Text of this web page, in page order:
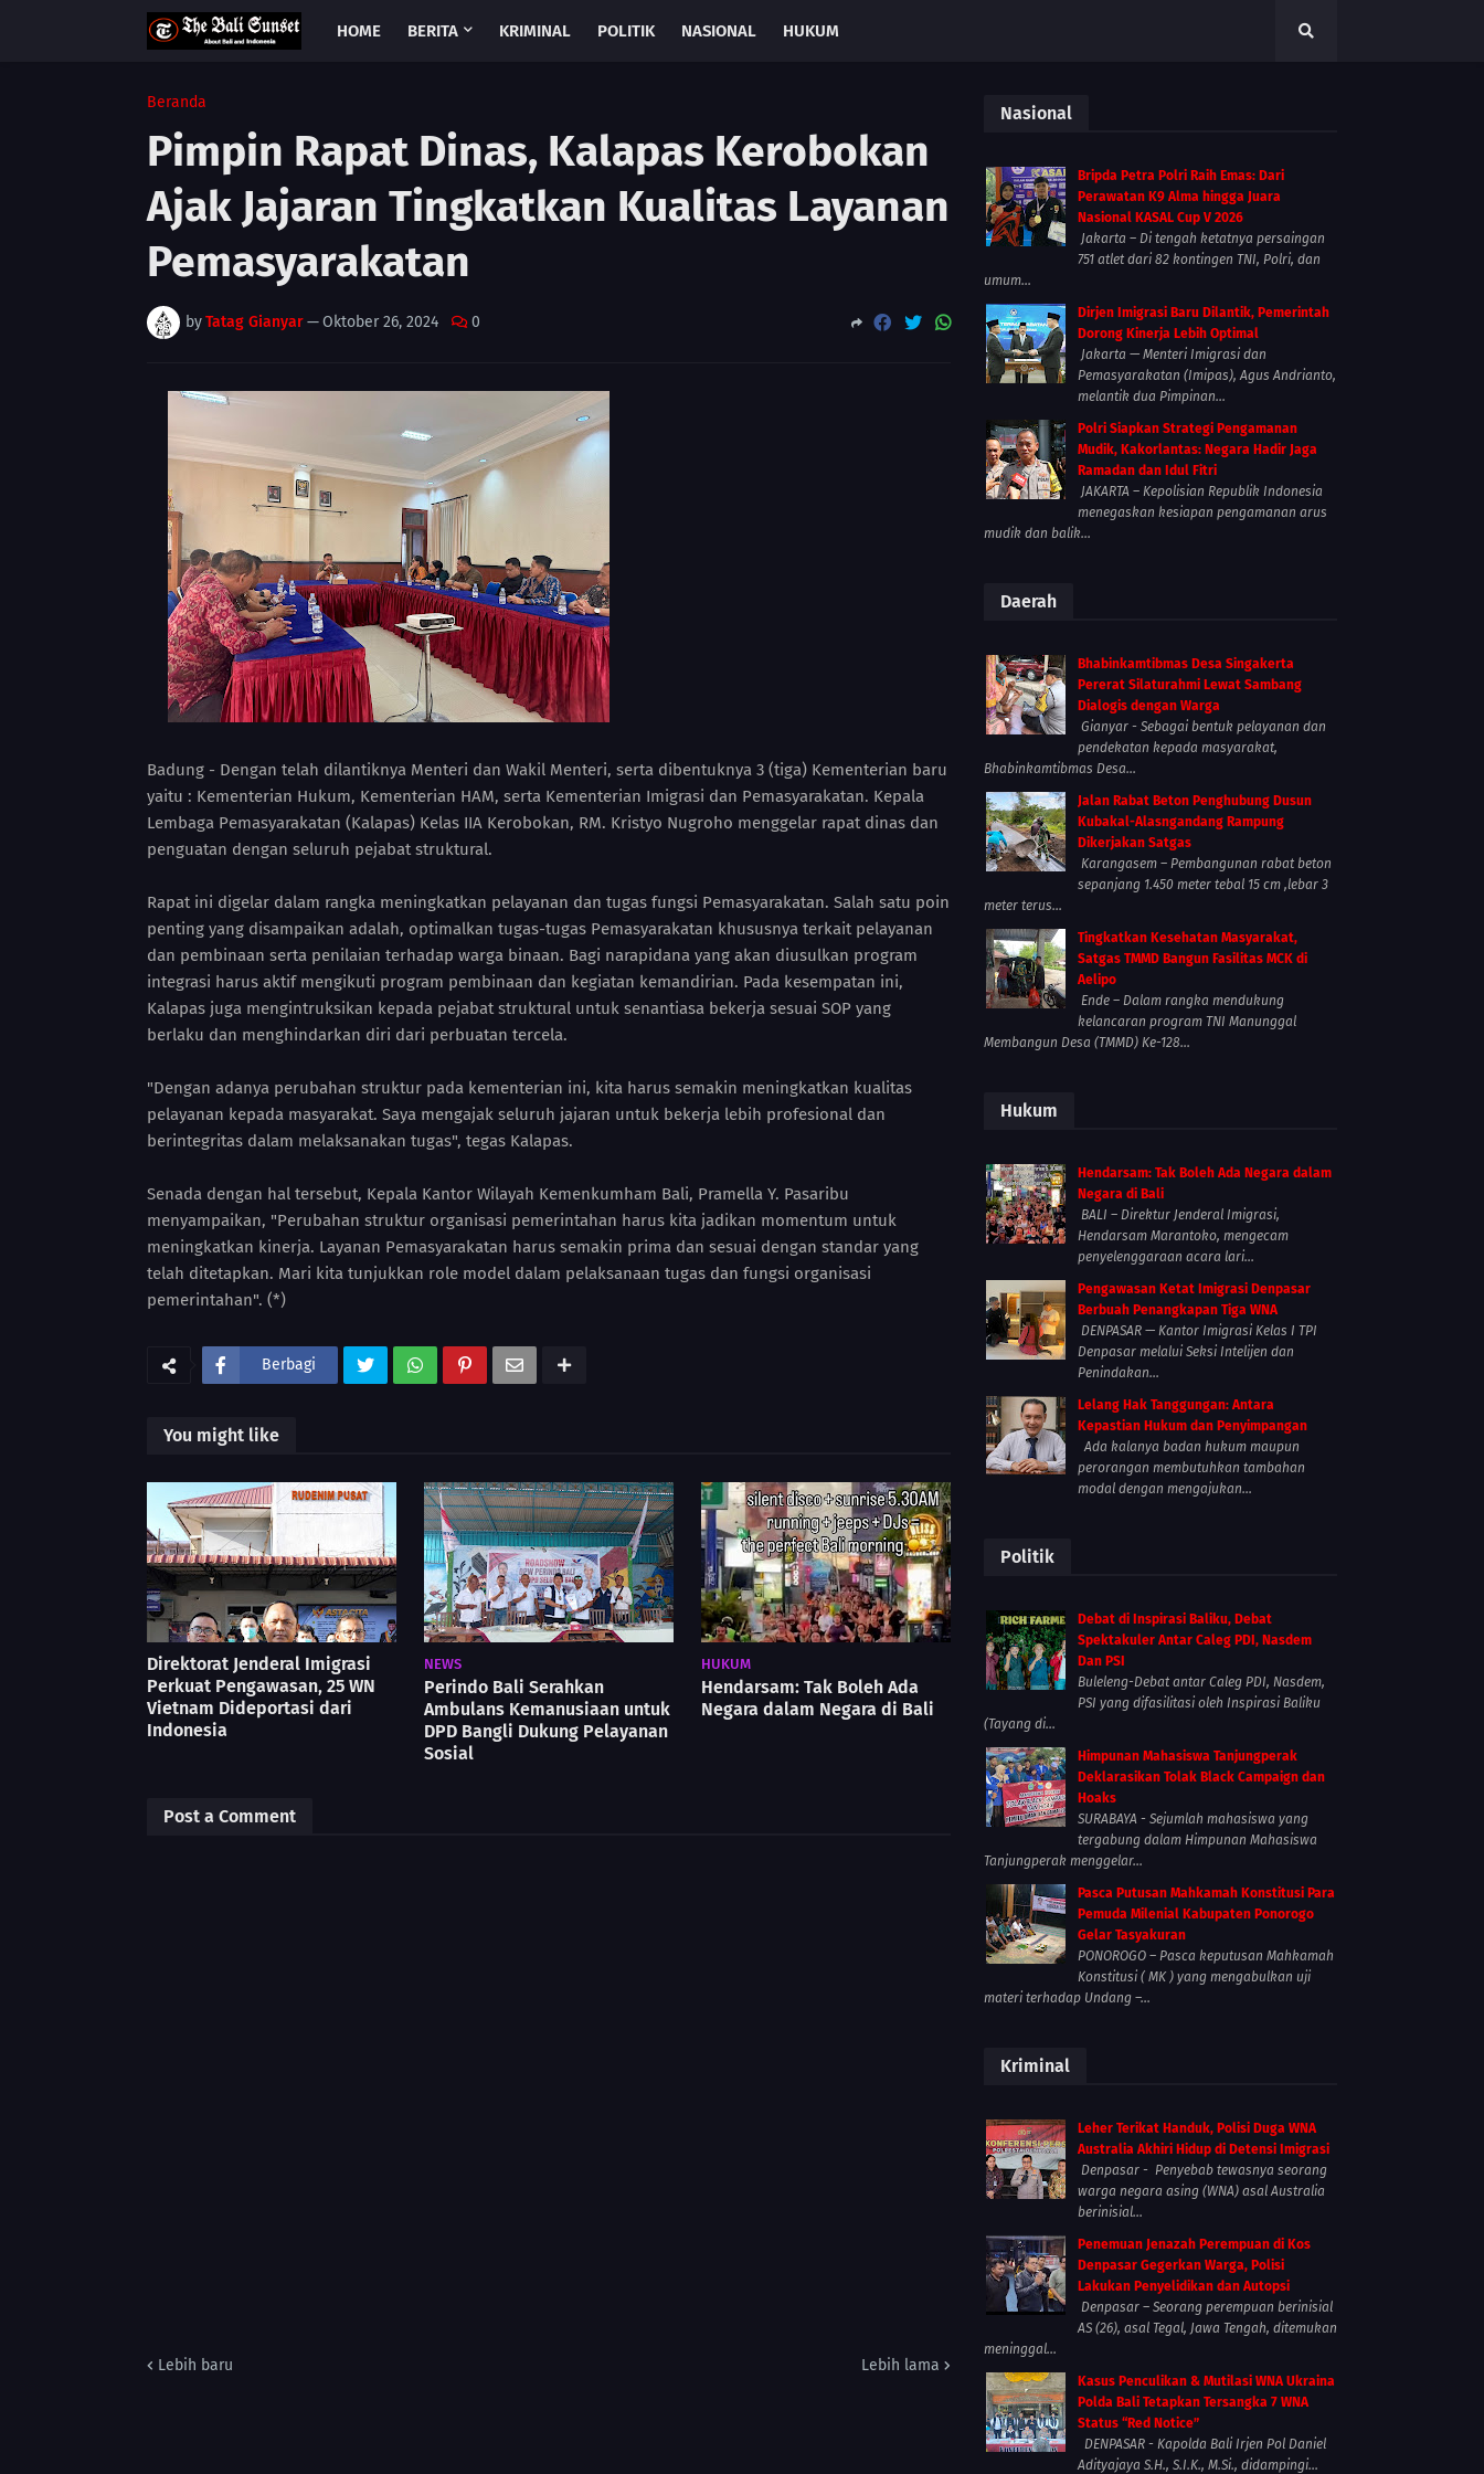
HOME BERITA KRIMINAL POLITIK NASIONAL HUKUM
Beranda
Pimpin Rapat Dinas, Kalapas Kerobokan
Ajak Jajaran Tingkatkan Kualitas Layanan
Pemasyarakatan
byTatag Gianyar—Oktober 26, 2024 0
Badung - Dengan telah dilantiknya Menteri dan Wakil Menteri, serta dibentuknya 3 (tiga) Kementerian baru
yaitu : Kementerian Hukum, Kementerian HAM, serta Kementerian Imigrasi dan Pemasyarakatan. Kepala
Lembaga Pemasyarakatan (Kalapas) Kelas IIA Kerobokan, RM. Kristyo Nugroho menggelar rapat dinas dan
penguatan dengan seluruh pejabat struktural.
Rapat ini digelar dalam rangka meningkatkan pelayanan dan tugas fungsi Pemasyarakatan. Salah satu poin
penting yang disampaikan adalah, optimalkan tugas-tugas Pemasyarakatan khususnya terkait pelayanan
dan pembinaan serta penilaian terhadap warga binaan. Bagi narapidana yang akan diusulkan program
integrasi harus aktif mengikuti program pembinaan dan kegiatan kemandirian. Pada kesempatan ini,
Kalapas juga mengintruksikan kepada pejabat struktural untuk senantiasa bekerja sesuai SOP yang
berlaku dan menghindarkan diri dari perbuatan tercela.
"Dengan adanya perubahan struktur pada kementerian ini, kita harus semakin meningkatkan kualitas
pelayanan kepada masyarakat. Saya mengajak seluruh jajaran untuk bekerja lebih profesional dan
berintegritas dalam melaksanakan tugas", tegas Kalapas.
Senada dengan hal tersebut, Kepala Kantor Wilayah Kemenkumham Bali, Pramella Y. Pasaribu
menyampaikan, "Perubahan struktur organisasi pemerintahan harus kita jadikan momentum untuk
meningkatkan kinerja. Layanan Pemasyarakatan harus semakin prima dan sesuai dengan standar yang
telah ditetapkan. Mari kita tunjukkan role model dalam pelaksanaan tugas dan fungsi organisasi
pemerintahan". (*)
Berbagi
You might like
Direktorat Jenderal Imigrasi
Perkuat Pengawasan, 25 WN
Vietnam Dideportasi dari
Indonesia
NEWS
Perindo Bali Serahkan
Ambulans Kemanusiaan untuk
DPD Bangli Dukung Pelayanan
Sosial
HUKUM
Hendarsam: Tak Boleh Ada
Negara dalam Negara di Bali
Post a Comment
Lebih baru Lebih lama
Nasional
Bripda Petra Polri Raih Emas: Dari
Perawatan K9 Alma hingga Juara
Nasional KASAL Cup V 2026
Jakarta – Di tengah ketatnya persaingan
751 atlet dari 82 kontingen TNI, Polri, dan
umum...
Dirjen Imigrasi Baru Dilantik, Pemerintah
Dorong Kinerja Lebih Optimal
Jakarta — Menteri Imigrasi dan
Pemasyarakatan (Imipas), Agus Andrianto,
melantik dua Pimpinan...
Polri Siapkan Strategi Pengamanan
Mudik, Kakorlantas: Negara Hadir Jaga
Ramadan dan Idul Fitri
JAKARTA – Kepolisian Republik Indonesia
menegaskan kesiapan pengamanan arus
mudik dan balik...
Daerah
Bhabinkamtibmas Desa Singakerta
Pererat Silaturahmi Lewat Sambang
Dialogis dengan Warga
Gianyar - Sebagai bentuk pelayanan dan
pendekatan kepada masyarakat,
Bhabinkamtibmas Desa...
Jalan Rabat Beton Penghubung Dusun
Kubakal-Alasngandang Rampung
Dikerjakan Satgas
Karangasem – Pembangunan rabat beton
sepanjang 1.450 meter tebal 15 cm ,lebar 3
meter terus...
Tingkatkan Kesehatan Masyarakat,
Satgas TMMD Bangun Fasilitas MCK di
Aelipo
Ende – Dalam rangka mendukung
kelancaran program TNI Manunggal
Membangun Desa (TMMD) Ke-128...
Hukum
Hendarsam: Tak Boleh Ada Negara dalam
Negara di Bali
BALI – Direktur Jenderal Imigrasi,
Hendarsam Marantoko, mengecam
penyelenggaraan acara lari...
Pengawasan Ketat Imigrasi Denpasar
Berbuah Penangkapan Tiga WNA
DENPASAR — Kantor Imigrasi Kelas I TPI
Denpasar melalui Seksi Intelijen dan
Penindakan...
Lelang Hak Tanggungan: Antara
Kepastian Hukum dan Penyimpangan
Ada kalanya badan hukum maupun
perorangan membutuhkan tambahan
modal dengan mengajukan...
Politik
Debat di Inspirasi Baliku, Debat
Spektakuler Antar Caleg PDI, Nasdem
Dan PSI
Buleleng-Debat antar Caleg PDI, Nasdem,
PSI yang difasilitasi oleh Inspirasi Baliku
(Tayang di...
Himpunan Mahasiswa Tanjungperak
Deklarasikan Tolak Black Campaign dan
Hoaks
SURABAYA - Sejumlah mahasiswa yang
tergabung dalam Himpunan Mahasiswa
Tanjungperak menggelar...
Pasca Putusan Mahkamah Konstitusi Para
Pemuda Milenial Kabupaten Ponorogo
Gelar Tasyakuran
PONOROGO – Pasca keputusan Mahkamah
Konstitusi ( MK ) yang mengabulkan uji
materi terhadap Undang –...
Kriminal
Leher Terikat Handuk, Polisi Duga WNA
Australia Akhiri Hidup di Detensi Imigrasi
Denpasar - Penyebab tewasnya seorang
warga negara asing (WNA) asal Australia
berinisial...
Penemuan Jenazah Perempuan di Kos
Denpasar Gegerkan Warga, Polisi
Lakukan Penyelidikan dan Autopsi
Denpasar – Seorang perempuan berinisial
AS (26), asal Tegal, Jawa Tengah, ditemukan
meninggal...
Kasus Penculikan & Mutilasi WNA Ukraina
Polda Bali Tetapkan Tersangka 7 WNA
Status “Red Notice”
DENPASAR - Kapolda Bali Irjen Pol Daniel
Adityajaya S.H., S.I.K., M.Si., didampingi...